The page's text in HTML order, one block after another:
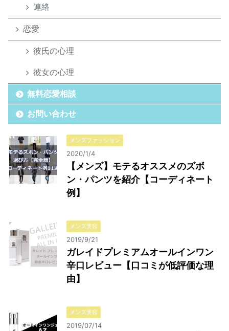
連絡
恋愛
彼氏の心理
彼女の心理
無料恋愛相談
お問い合わせ
メンズファッション
2020/1/4
【メンズ】モテるオススメのズボ
ン・パンツを紹介【コーディネート
例】
メンズ美容
2019/9/21
ガレイドプレミアムオールインワン
辛口レビュー【口コミが低評価な理
由】
メンズ美容
2019/07/14